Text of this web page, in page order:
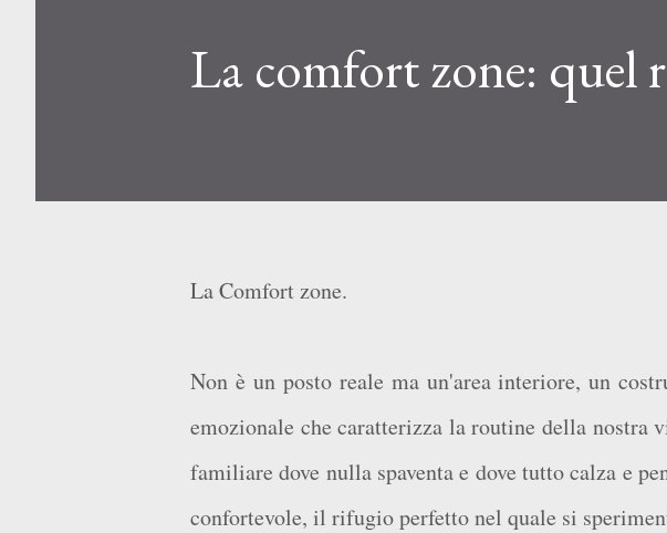
La comfort zone: quel
La Comfort zone.
Non è un posto reale ma un'area interiore, un
emozionale che caratterizza la routine della nostra
familiare dove nulla spaventa e dove tutto calza e
confortevole, il rifugio perfetto nel quale si